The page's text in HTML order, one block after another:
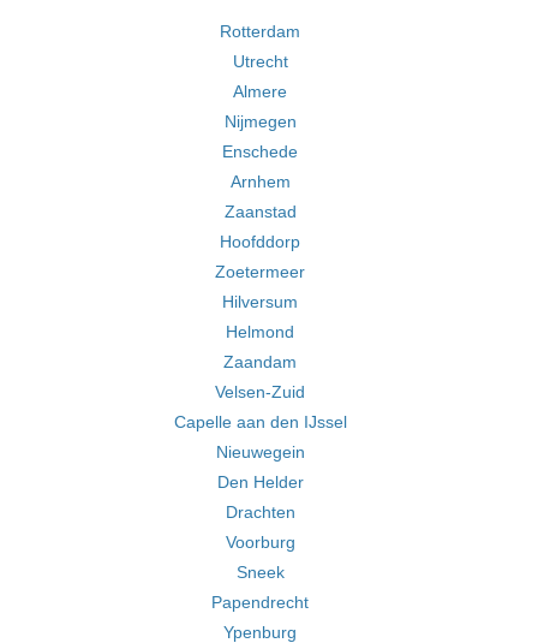
Rotterdam
Utrecht
Almere
Nijmegen
Enschede
Arnhem
Zaanstad
Hoofddorp
Zoetermeer
Hilversum
Helmond
Zaandam
Velsen-Zuid
Capelle aan den IJssel
Nieuwegein
Den Helder
Drachten
Voorburg
Sneek
Papendrecht
Ypenburg